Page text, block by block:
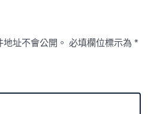
址不會公開。 必填欄位標示為*